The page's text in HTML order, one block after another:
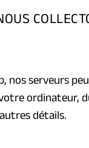
nos serveurs
ordinateur,
détails.